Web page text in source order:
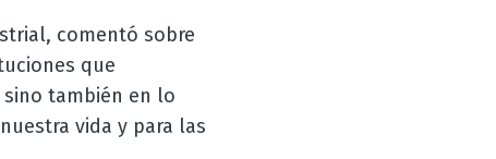
comentó sobre
que
también en lo
vida y para las